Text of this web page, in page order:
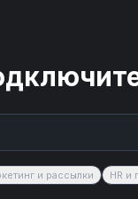
и рассылки HR и